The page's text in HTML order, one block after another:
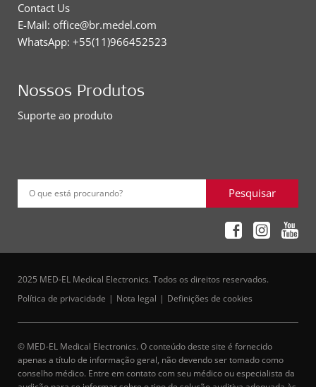
Contact Us
E-Mail: office@br.medel.com
WhatsApp: +55(11)966452523
Nossos Produtos
Suporte ao produto
O que está procurando? Pesquisar
2025 MED-EL Medical Electronics. Todos os direitos reservados.
Política de privacidade
Nota legal Definições de cookies
© MED-EL Medical Electronics. O conteúdo deste site é fornecido
apenas a título de informação geral, não devendo ser tomado como
conselho médico. Entre em contato com seu médico ou especialista da